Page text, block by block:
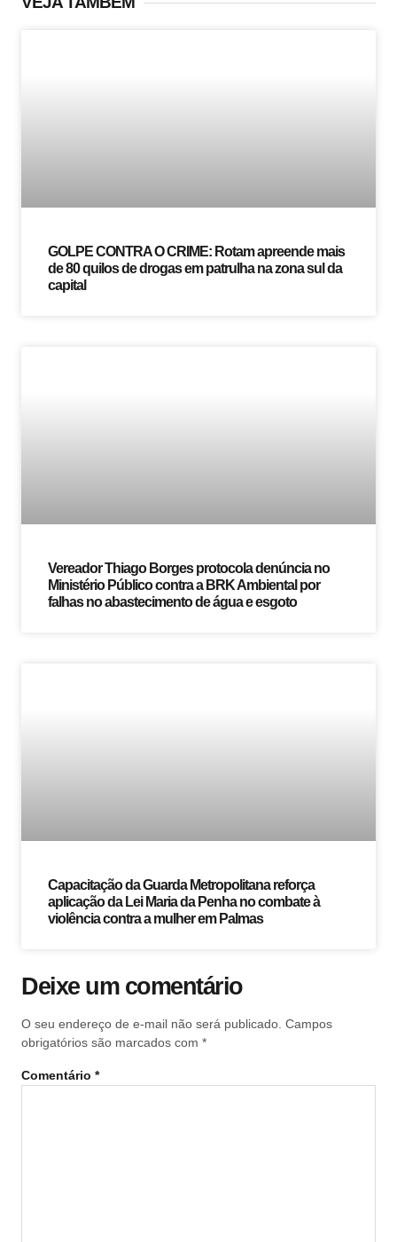
GOLPE CONTRA O CRIME: Rotam apreende mais
de 80 quilos de drogas em patrulha na zona sul da
capital
Vereador Thiago Borges protocola denúncia no
Ministério Público contra a BRK Ambiental por
falhas no abastecimento de água e esgoto
Capacitação da Guarda Metropolitana reforça
aplicação da Lei Maria da Penha no combate à
violência contra a mulher em Palmas
Deixe um comentário
O seu endereço de e-mail não será publicado. Campos
obrigatórios são marcados com *
Comentário *